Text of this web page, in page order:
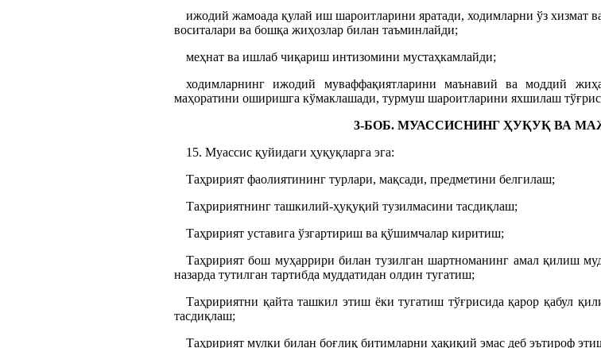
ижодий жамоада қулай иш шароитларини яратади, ходимларни ўз хизмат
воситалари ва бошқа жиҳозлар билан таъминлайди;
меҳнат ва ишлаб чиқариш интизомини мустаҳкамлайди;
ходимларнинг ижодий муваффақиятларини маънавий ва моддий
маҳоратини оширишга кўмаклашади, турмуш шароитларини яхшилаш
3-БОБ. МУАССИСНИНГ ҲУҚУҚ ВА
15. Муассис қуйидаги ҳуқуқларга эга:
Таҳририят фаолиятининг турлари, мақсади, предметини белгилаш;
Таҳририятнинг ташкилий-ҳуқуқий тузилмасини тасдиқлаш;
Таҳририят уставига ўзгартириш ва қўшимчалар киритиш;
Таҳририят бош муҳаррири билан тузилган шартноманинг амал қилиш
назарда тутилган тартибда муддатидан олдин тугатиш;
Таҳририятни қайта ташкил этиш ёки тугатиш тўғрисида қарор қабул
тасдиқлаш;
Таҳририят мулки билан боғлиқ битимларни ҳақиқий эмас деб эътироф